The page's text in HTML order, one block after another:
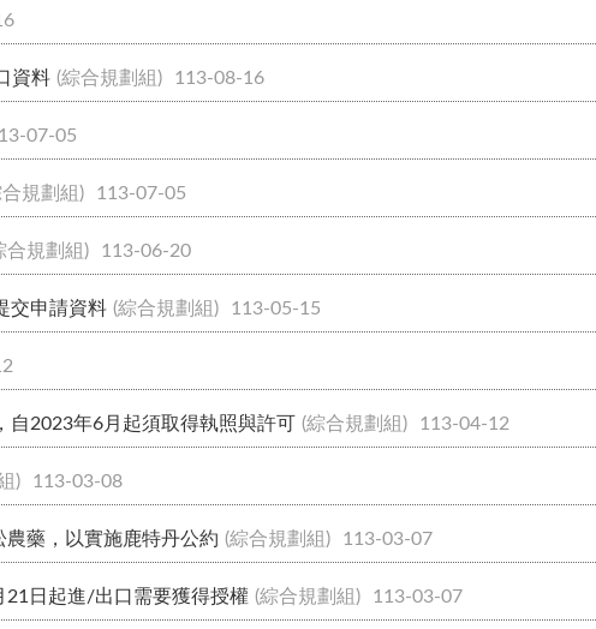
資料 (綜合規劃組) 113-08-16
07-05
規劃組) 113-07-05
合規劃組) 113-06-20
交申請資料 (綜合規劃組) 113-05-15
2023年6月起須取得執照與許可 (綜合規劃組) 113-04-12
) 113-03-08
藥，以實施鹿特丹公約 (綜合規劃組) 113-03-07
日起進/出口需要獲得授權 (綜合規劃組) 113-03-07